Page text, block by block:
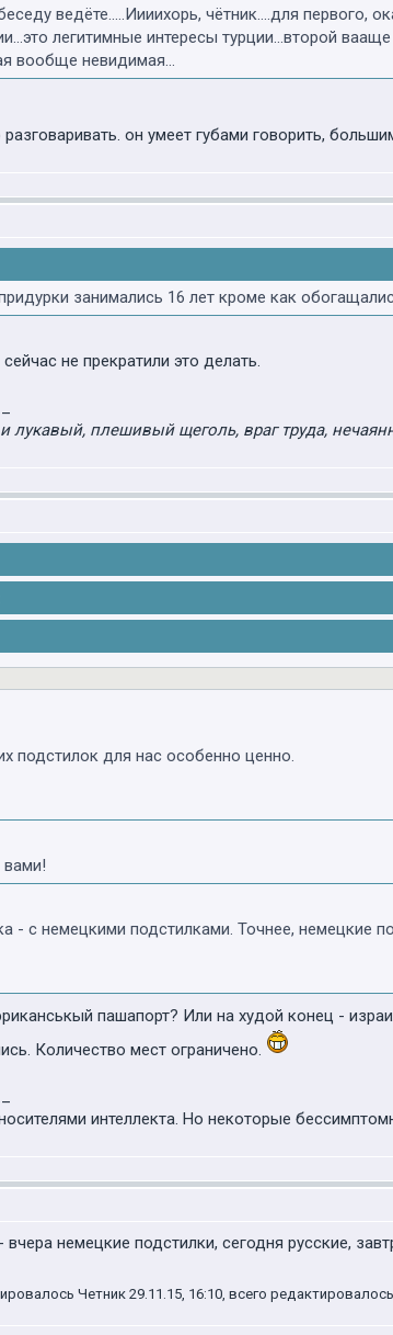
ведёте.....Иииихорь, чётник....для первого,
легитимные интересы турции...второй
вообще невидимая...
он умеет губами говорить,
занимались 16 лет кроме как
не прекратили это делать.
лукавый, плешивый щеголь, враг труда,
подстилок для нас особенно ценно.
- с немецкими подстилками. Точнее, немецкие
пашапорт? Или на худой конец -
Количество мест ограничено.
интеллекта. Но некоторые
немецкие подстилки, сегодня русские,
Четник 29.11.15, 16:10, всего